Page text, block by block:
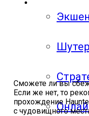
Сможете ли вы
Если же нет, то
прохождение
с чудовищного